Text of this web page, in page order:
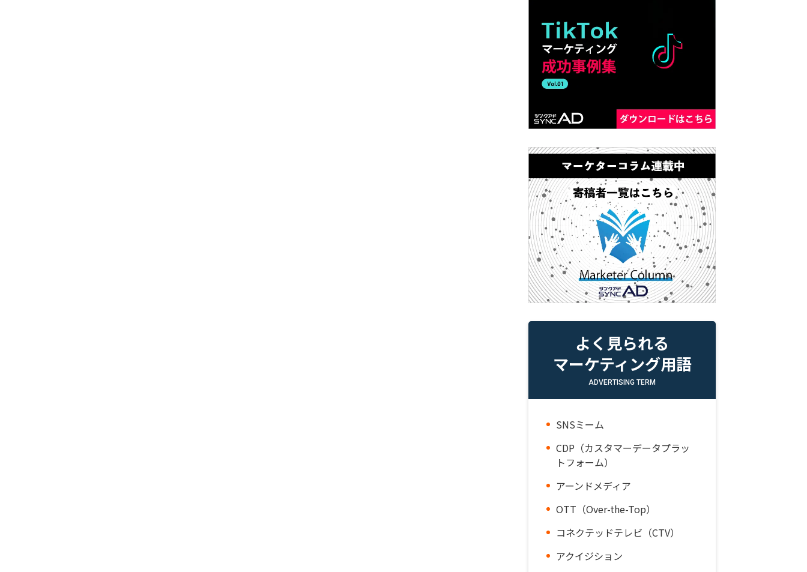
よく見られる
マーケティング用語
ADVERTISING TERM
SNSミーム
CDP（カスタマーデータプラッ
トフォーム）
アーンドメディア
OTT（Over-the-Top）
コネクテッドテレビ（CTV）
アクイジション